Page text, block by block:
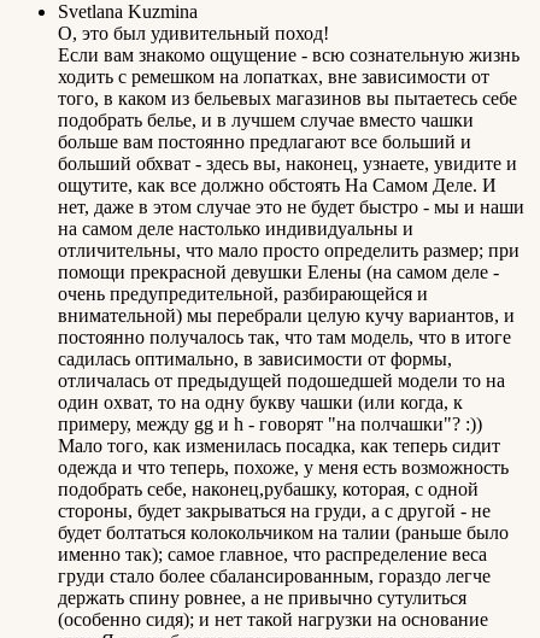
Svetlana Kuzmina
О, это был удивительный поход!
Если вам знакомо ощущение - всю сознательную жизнь
ходить с ремешком на лопатках, вне зависимости от
того, в каком из бельевых магазинов вы пытаетесь себе
подобрать белье, и в лучшем случае вместо чашки
больше вам постоянно предлагают все больший и
больший обхват - здесь вы, наконец, узнаете, увидите и
ощутите, как все должно обстоять На Самом Деле. И
нет, даже в этом случае это не будет быстро - мы и наши
на самом деле настолько индивидуальны и
отличительны, что мало просто определить размер; при
помощи прекрасной девушки Елены (на самом деле -
очень предупредительной, разбирающейся и
внимательной) мы перебрали целую кучу вариантов, и
постоянно получалось так, что там модель, что в итоге
садилась оптимально, в зависимости от формы,
отличалась от предыдущей подошедшей модели то на
один охват, то на одну букву чашки (или когда, к
примеру, между gg и h - говорят "на полчашки"? :))
Мало того, как изменилась посадка, как теперь сидит
одежда и что теперь, похоже, у меня есть возможность
подобрать себе, наконец,рубашку, которая, с одной
стороны, будет закрываться на груди, а с другой - не
будет болтаться колокольчиком на талии (раньше было
именно так); самое главное, что распределение веса
груди стало более сбалансированным, гораздо легче
держать спину ровнее, а не привычно сутулиться
(особенно сидя); и нет такой нагрузки на основание